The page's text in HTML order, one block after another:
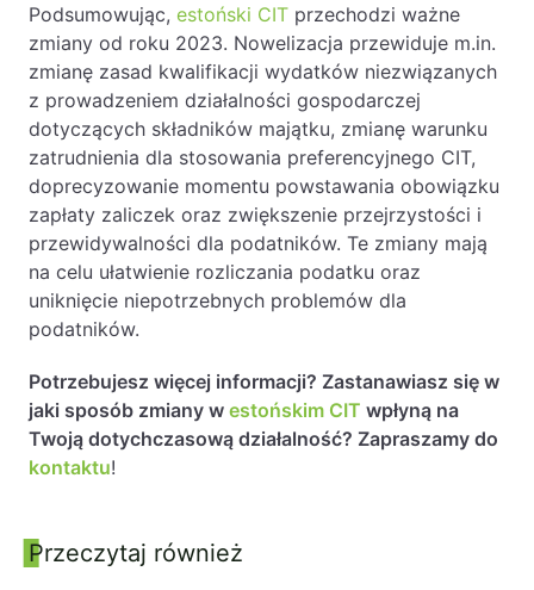
Podsumowując, estoński CIT przechodzi ważne
zmiany od roku 2023. Nowelizacja przewiduje m.in.
zmianę zasad kwalifikacji wydatków niezwiązanych
z prowadzeniem działalności gospodarczej
dotyczących składników majątku, zmianę warunku
zatrudnienia dla stosowania preferencyjnego CIT,
doprecyzowanie momentu powstawania obowiązku
zapłaty zaliczek oraz zwiększenie przejrzystości i
przewidywalności dla podatników. Te zmiany mają
na celu ułatwienie rozliczania podatku oraz
uniknięcie niepotrzebnych problemów dla
podatników.
Potrzebujesz więcej informacji? Zastanawiasz się w
jaki sposób zmiany w estońskim CIT wpłyną na
Twoją dotychczasową działalność? Zapraszamy do
kontaktu!
Panel boczny
Przeczytaj również